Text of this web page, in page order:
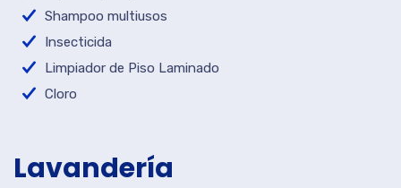
Shampoo multiusos
Insecticida
Limpiador de Piso Laminado
Cloro
Lavandería